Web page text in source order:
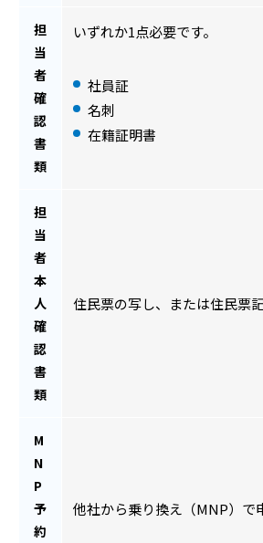
担
当
者
確
認
書
類
いずれか1点必要です。
社員証
名刺
在籍証明書
担
当
者
本
人
確
認
書
類
住民票の写し、または住民票
M
N
P
予
約
他社から乗り換え（MNP）で